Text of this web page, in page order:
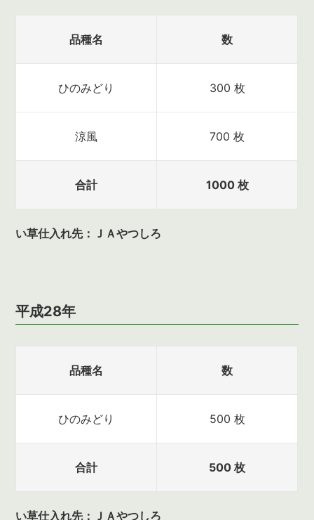
品種名 数
ひのみどり 300 枚
涼風 700 枚
合計 1000 枚
い草仕入れ先：ＪＡやつしろ
平成28年
品種名 数
ひのみどり 500 枚
合計 500 枚
い草仕入れ先：ＪＡやつしろ